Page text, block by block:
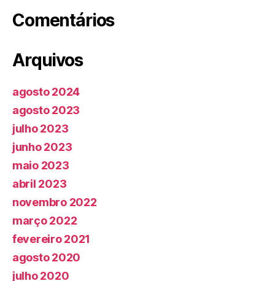
Comentários
Arquivos
agosto 2024
agosto 2023
julho 2023
junho 2023
maio 2023
abril 2023
novembro 2022
março 2022
fevereiro 2021
agosto 2020
julho 2020